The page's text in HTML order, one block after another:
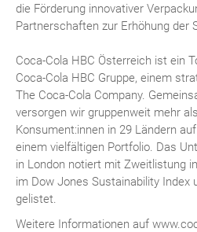
die Förderung innovativer
Partnerschaften zur Erhöhung der
Coca-Cola HBC Österreich ist ein
Coca-Cola HBC Gruppe, einem
The Coca-Cola Company.
versorgen wir gruppenweit mehr
Konsument:innen in 29 Ländern
einem vielfältigen Portfolio. Das
in London notiert mit Zweitlistung
im Dow Jones Sustainability Index
gelistet.
Weitere Informationen auf